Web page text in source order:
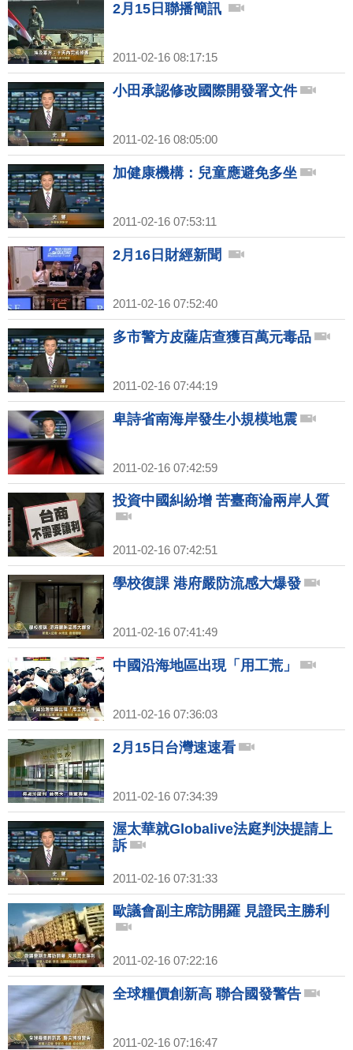
2月15日聯播簡訊
2011-02-16 08:17:15
小田承認修改國際開發署文件
2011-02-16 08:05:00
加健康機構：兒童應避免多坐
2011-02-16 07:53:11
2月16日財經新聞
2011-02-16 07:52:40
多市警方皮薩店查獲百萬元毒品
2011-02-16 07:44:19
卑詩省南海岸發生小規模地震
2011-02-16 07:42:59
投資中國糾紛增 苦臺商淪兩岸人質
2011-02-16 07:42:51
學校復課 港府嚴防流感大爆發
2011-02-16 07:41:49
中國沿海地區出現「用工荒」
2011-02-16 07:36:03
2月15日台灣速速看
2011-02-16 07:34:39
渥太華就Globalive法庭判決提請上
訴
2011-02-16 07:31:33
歐議會副主席訪開羅 見證民主勝利
2011-02-16 07:22:16
全球糧價創新高 聯合國發警告
2011-02-16 07:16:47